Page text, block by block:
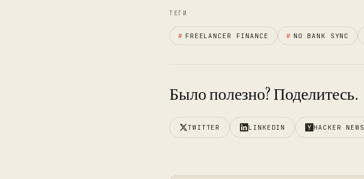
ТЕГИ
# FREELANCER FINANCE # NO BANK SYNC
Было полезно? Поделитесь.
TWITTER LINKEDIN HACKER NEWS